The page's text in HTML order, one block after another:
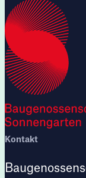
Kontakt